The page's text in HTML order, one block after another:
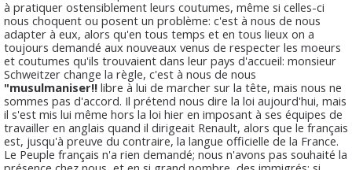
à pratiquer ostensiblement leurs coutumes, même si celles-ci
nous choquent ou posent un problème: c'est à nous de nous
adapter à eux, alors qu'en tous temps et en tous lieux on a
toujours demandé aux nouveaux venus de respecter les moeurs
et coutumes qu'ils trouvaient dans leur pays d'accueil: monsieur
Schweitzer change la règle, c'est à nous de nous
"musulmaniser!! libre à lui de marcher sur la tête, mais nous ne
sommes pas d'accord. Il prétend nous dire la loi aujourd'hui, mais
il s'est mis lui même hors la loi hier en imposant à ses équipes de
travailler en anglais quand il dirigeait Renault, alors que le français
est, jusqu'à preuve du contraire, la langue officielle de la France.
Le Peuple français n'a rien demandé; nous n'avons pas souhaité la